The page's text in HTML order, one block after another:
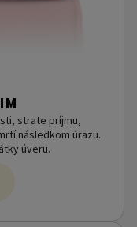
strate príjmu,
následkom úrazu.
úveru.